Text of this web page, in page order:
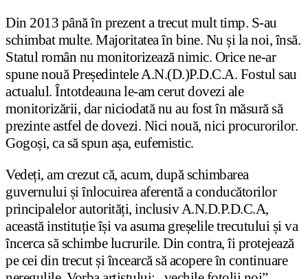
Din 2013 până în prezent a trecut mult timp. S-au
schimbat multe. Majoritatea în bine. Nu și la noi, însă.
Statul român nu monitorizează nimic. Orice ne-ar
spune nouă Președintele A.N.(D.)P.D.C.A. Fostul sau
actualul. Întotdeauna le-am cerut dovezi ale
monitorizării, dar niciodată nu au fost în măsură să
prezinte astfel de dovezi. Nici nouă, nici procurorilor.
Gogoși, ca să spun așa, eufemistic.
Vedeți, am crezut că, acum, după schimbarea
guvernului și înlocuirea aferentă a conducătorilor
principalelor autorități, inclusiv A.N.D.P.D.C.A,
această instituție își va asuma greșelile trecutului și va
încerca să schimbe lucrurile. Din contra, îi protejează
pe cei din trecut și încearcă să acopere în continuare